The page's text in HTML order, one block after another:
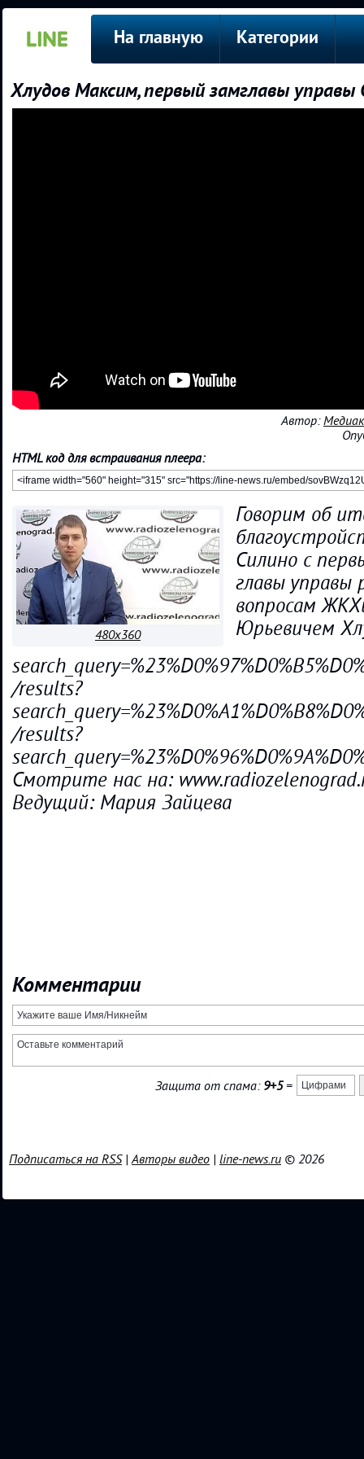
На главную Категории
Хлудов Максим, первый замглавы
Автор:
HTML код для встраивания плеера:
480x360
Говорим об
Силино с
главы управы
вопросам
Юрьевичем
/results?
/results?
Смотрите нас на:
Ведущий: Мария Зайцева
Комментарии
Защита от спама: 9+5=
Подписаться на RSS|Авторы видео | line-news.ru © 2026